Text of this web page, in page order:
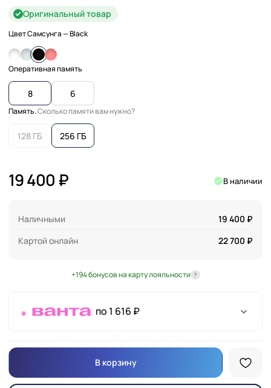
Оригинальный товар
Цвет Самсунга— Black
Оперативная память
8 6
Память.Сколько памяти вам нужно?
128 ГБ 256 ГБ
19 400 ₽ В наличии
Наличными
19 400 ₽
Картой онлайн
22 700 ₽
+194 бонусов на карту лояльности ?
по 1 616 ₽
В корзину